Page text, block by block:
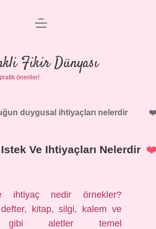
Anasayfa
Gizlilik Politikası
Yasal Uyarı
menüyü
Fikir Dünyası
öneriler!
duygusal ihtiyaçları nelerdir
Ve Ihtiyaçları Nelerdir
ihtiyaç nedir örnekler?
kitap, silgi, kalem ve
gibi aletler temel